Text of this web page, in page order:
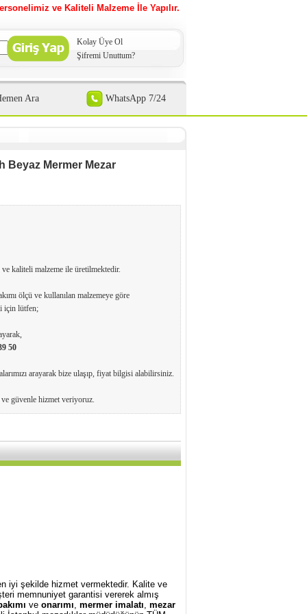
ve Kaliteli Malzeme İle Yapılır.
Kolay Üye Ol
Şifremi Unuttum?
Ara WhatsApp 7/24
Beyaz Mermer Mezar
kaliteli malzeme ile üretilmektedir.
ölçü ve kullanılan malzemeye göre
için lütfen;
50
arayarak bize ulaşıp, fiyat bilgisi alabilirsiniz.
güvenle hizmet veriyoruz.
iyi şekilde hizmet vermektedir. Kalite ve
memnuniyet garantisi vererek almış
ve onarımı mermer imalatı mezar